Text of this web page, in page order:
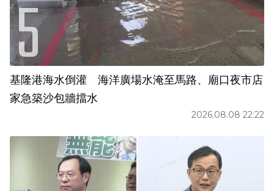
基隆港海水倒灌 海洋廣場水淹至馬路、廟口夜市店
家急築沙包牆擋水
2026.08.08 22:22